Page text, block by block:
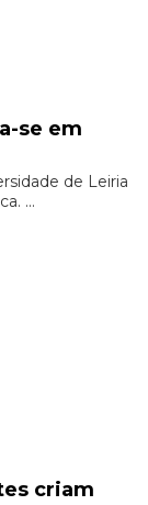
se em
de Leiria
...
criam